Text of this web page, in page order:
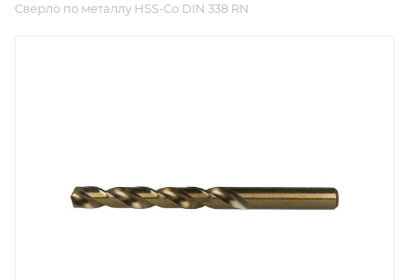
Сверло по металлу НSS-Co DIN 338 RN